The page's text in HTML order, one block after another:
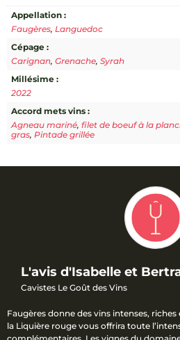
Appellation :
Faugères, Languedoc
Cépage :
Carignan, Grenache, Syrah
Millésime :
2022
Accord mets vins :
Agneau mariné, filet de boeuf à la
gras, Pintade grillée
L'avis d'Isabelle et
Cavistes Le Goût des Vins
Faugères donne des vins intenses,
la Liquière rouge vous offrira toute